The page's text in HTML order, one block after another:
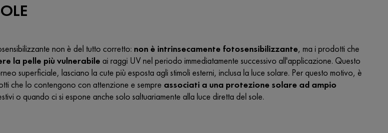
non è del tutto corretto: non è intrinsecamente fotosensibilizzante, ma i prodotti che
la pelle più vulnerabile ai raggi UV nel periodo immediatamente successivo all'applicazione. Questo
superficiale, lasciano la cutepiù espostaagli stimoli esterni, inclusa la luce solare. Per questo motivo, è
che lo contengono con attenzione e sempre associati a una protezione solare ad ampio
o quando ci si espone anche solo saltuariamente alla luce diretta del sole.